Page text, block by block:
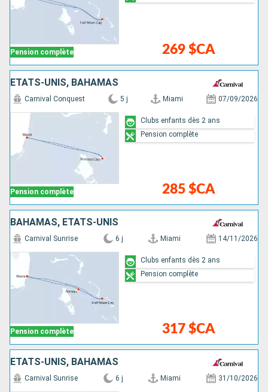
Pension complète 269 $CA
ÉTATS-UNIS, BAHAMAS
Pension complète
Carnival Conquest 5 j Miami 07/09/2026
285 $CA
Clubs enfants dès 2 ans
Pension complète
BAHAMAS, ÉTATS-UNIS
Pension complète
Carnival Sunrise 6 j Miami 14/11/2026
317 $CA
Clubs enfants dès 2 ans
Pension complète
ÉTATS-UNIS, BAHAMAS
Carnival Sunrise 6 j Miami 31/10/2026